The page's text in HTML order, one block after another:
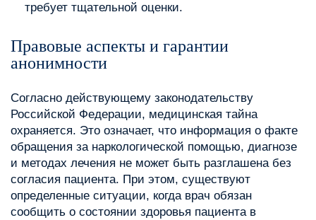
требует тщательной оценки.
Правовые аспекты и гарантии
анонимности
Согласно действующему законодательству
Российской Федерации, медицинская тайна
охраняется. Это означает, что информация о факте
обращения за наркологической помощью, диагнозе
и методах лечения не может быть разглашена без
согласия пациента. При этом, существуют
определенные ситуации, когда врач обязан
сообщить о состоянии здоровья пациента в